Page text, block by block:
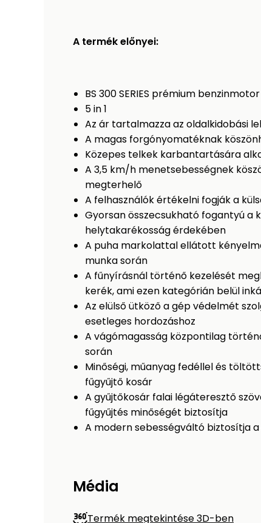
A termék előnyei:
BS 300 SERIES prémium benzinmotor
5 in 1
Az ár tartalmazza az oldalkidobási
A magas forgónyomatéknak
Közepes telkek karbantartására
A 3,5 km/h menetsebességnek
megterhelő
A felhasználók értékelni fogják a
Gyorsan összecsukható fogantyú a
helytakarékosság érdekében
A puha markolattal ellátott
munka során
A fűnyírásnál történő kezelését
kerék, ami ezen kategórián belül
Az elülső ütköző a gép védelmét
esetleges hordozáshoz
A vágómagasság központilag
során
Minőségi, műanyag fedéllel és
fűgyűjtő kosár
A gyűjtőkosár falai légáteresztő
fűgyűjtés minőségét biztosítja
A modern sebességváltó biztosítja
Média
Termék megtekintése 3D-ben